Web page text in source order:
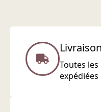
Livraison
Toutes
expédiées